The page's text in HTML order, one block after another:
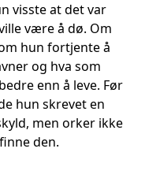
visste at det var
være å dø. Om
hun fortjente å
og hva som
enn å leve. Før
hun skrevet en
men orker ikke
den.